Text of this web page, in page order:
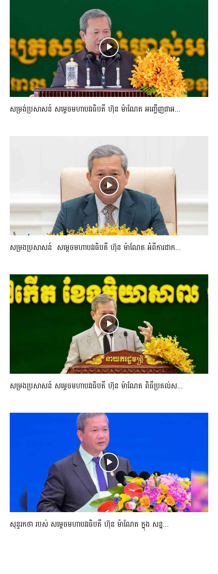
សម្រង់ប្រសាសន៍ សម្ដេចមហាបវរធិបតី ហ៊ុន ម៉ាណែត អញ្ជើញជាអ...
សម្រងប្រសាសន៍ សម្ដេចមហាបវរធិបតី ហ៊ុន ម៉ាណែត អំពីការដាក...
សម្រងប្រសាសន៍ សម្ដេចមហាបវរធិបតី ហ៊ុន ម៉ាណែត ពិធីប្រគល់ស...
សុន្ទរកថា របស់ សម្ដេចមហាបវរធិបតី ហ៊ុន ម៉ាណែត ក្នុង សន្ន...